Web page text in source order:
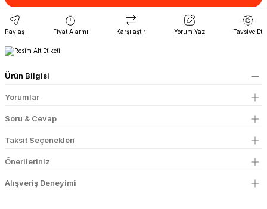
Paylaş Fiyat Alarmı Karşılaştır Yorum Yaz Tavsiye Et
Ürün Bilgisi
Yorumlar
Soru & Cevap
Taksit Seçenekleri
Önerileriniz
Alışveriş Deneyimi